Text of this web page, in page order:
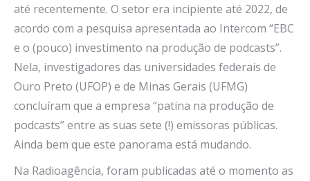
até recentemente. O setor era incipiente até 2022, de
acordo com a pesquisa apresentada ao Intercom “EBC
e o (pouco) investimento na produção de podcasts”.
Nela, investigadores das universidades federais de
Ouro Preto (UFOP) e de Minas Gerais (UFMG)
concluíram que a empresa “patina na produção de
podcasts” entre as suas sete (!) emissoras públicas.
Ainda bem que este panorama está mudando.
Na Radioagência, foram publicadas até o momento as